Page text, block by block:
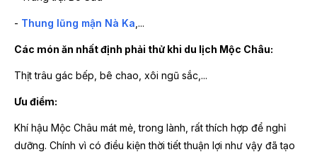
- Thung lũng mận Nà Ka ,...
Các món ăn nhất định phải thử khi du lịch Mộc Châu:
Thịt trâu gác bếp, bê chao, xôi ngũ sắc,...
Ưu điểm:
Khí hậu Mộc Châu mát mẻ, trong lành, rất thích hợp để nghỉ
dưỡng. Chính vì có điều kiện thời tiết thuận lợi như vậy đã tạo